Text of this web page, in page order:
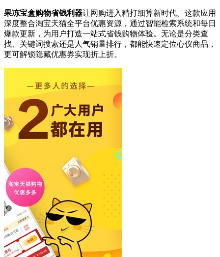
果冻宝盒购物省钱利器让网购进入精打细算新时代。这款应用
深度整合淘宝天猫全平台优惠资源，通过智能检索系统和每日
爆款更新，为用户打造一站式省钱购物体验。无论是分类查
找、关键词搜索还是人气销量排行，都能快速定位心仪商品，
更可解锁隐藏优惠券实现折上折。